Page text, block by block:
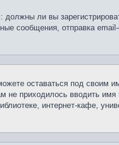
ли вы
сообщения, отправка
оставаться под своим
не приходилось вводить
интернет-кафе,